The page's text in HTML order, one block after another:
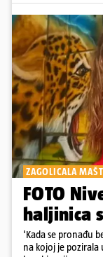
ZAGOLICALA
FOTO
haljinica
'Kada se pronađu
na kojoj je pozirala